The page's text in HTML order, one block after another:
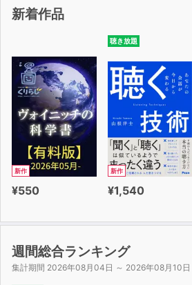
な方法を余すところなくご紹介して
・大好きなことで成功する人の特徴
・あなたの“キャッシュポイント（
泉）”はどこにある？
・社会の成り立ちを知り、ビジネス
めるには？
・成功する人に降りかかる試練を
これらの問いについて、本書では複
さまざまな才能を生かすために、自
んでよいのです。
新着作品
新作
¥550
聴き放題
新作
¥1,540
週間総合ランキング
集計期間 2026年08月04日 ～ 2026年08月10日